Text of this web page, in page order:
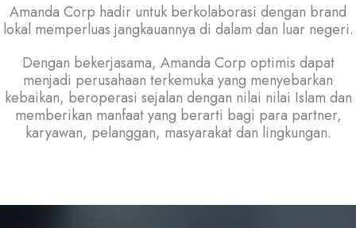
Amanda Corp hadir untuk berkolaborasi dengan brand
lokal memperluas jangkauannya di dalam dan luar negeri.
Dengan bekerjasama, Amanda Corp optimis dapat
menjadi perusahaan terkemuka yang menyebarkan
kebaikan, beroperasi sejalan dengan nilai nilai Islam dan
memberikan manfaat yang berarti bagi para partner,
karyawan, pelanggan, masyarakat dan lingkungan.